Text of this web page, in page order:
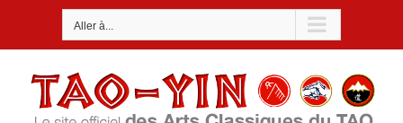
Aller à...